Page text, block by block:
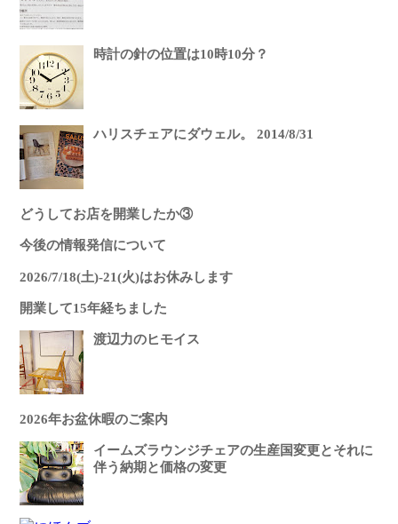
時計の針の位置は10時10分？
ハリスチェアにダウェル。 2014/8/31
どうしてお店を開業したか③
今後の情報発信について
2026/7/18(土)-21(火)はお休みします
開業して15年経ちました
渡辺力のヒモイス
2026年お盆休暇のご案内
イームズラウンジチェアの生産国変更とそれに
伴う納期と価格の変更